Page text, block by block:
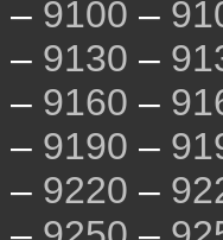
– 9100 –
– 9130 –
– 9160 –
– 9190 –
– 9220 –